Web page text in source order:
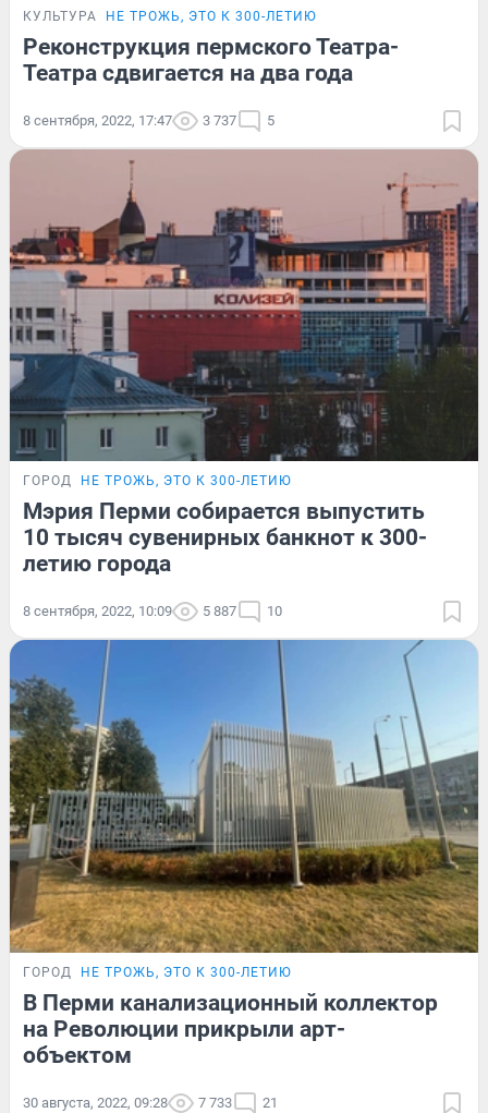
КУЛЬТУРА НЕ ТРОЖЬ, ЭТО К 300-ЛЕТИЮ
Реконструкция пермского Театра-
Театра сдвигается на два года
8 сентября, 2022, 17:47 3 737 5
ГОРОД НЕ ТРОЖЬ, ЭТО К 300-ЛЕТИЮ
Мэрия Перми собирается выпустить
10 тысяч сувенирных банкнот к 300-
летию города
8 сентября, 2022, 10:09 5 887 10
ГОРОД НЕ ТРОЖЬ, ЭТО К 300-ЛЕТИЮ
В Перми канализационный коллектор
на Революции прикрыли арт-
объектом
30 августа, 2022, 09:28 7 733 21